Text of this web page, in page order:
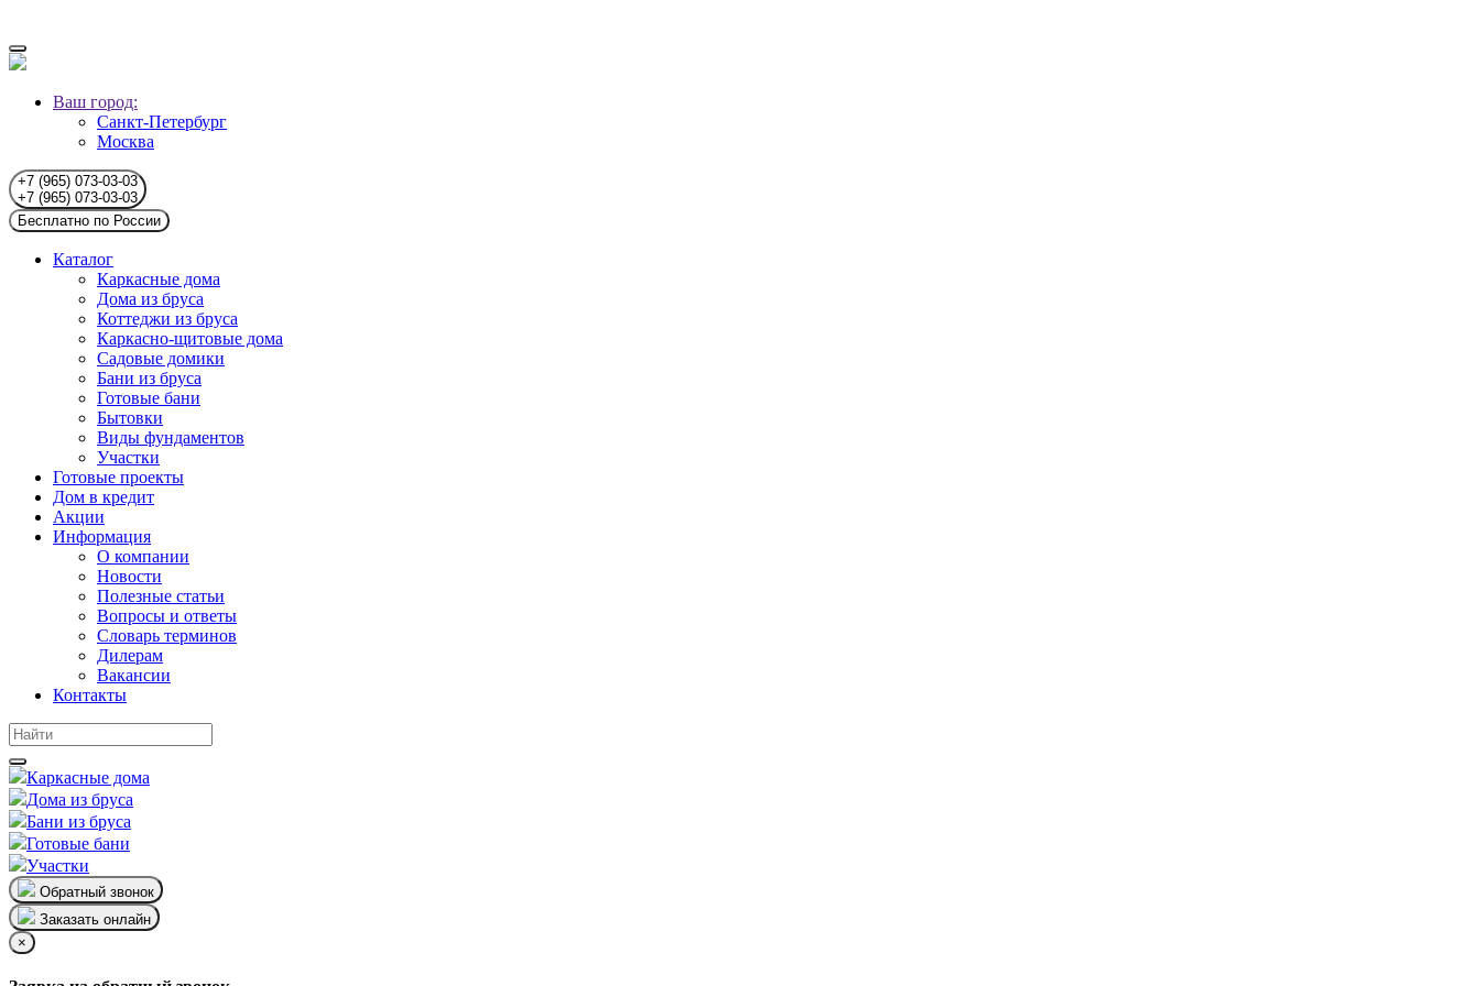
Ваш город:
Санкт-Петербург
Москва
+7 (965) 073-03-03
+7 (965) 073-03-03
Бесплатно по России
Каталог
Каркасные дома
Дома из бруса
Коттеджи из бруса
Каркасно-щитовые дома
Садовые домики
Бани из бруса
Готовые бани
Бытовки
Виды фундаментов
Участки
Готовые проекты
Дом в кредит
Акции
Информация
О компании
Новости
Полезные статьи
Вопросы и ответы
Словарь терминов
Дилерам
Вакансии
Контакты
Каркасные дома
Дома из бруса
Бани из бруса
Готовые бани
Участки
Обратный звонок
Заказать онлайн
×